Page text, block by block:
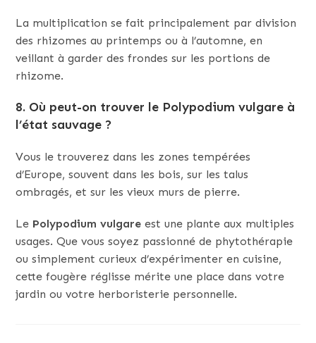
La multiplication se fait principalement par division
des rhizomes au printemps ou à l’automne, en
veillant à garder des frondes sur les portions de
rhizome.
8. Où peut-on trouver le Polypodium vulgare à
l’état sauvage ?
Vous le trouverez dans les zones tempérées
d’Europe, souvent dans les bois, sur les talus
ombragés, et sur les vieux murs de pierre.
Le Polypodium vulgare est une plante aux multiples
usages. Que vous soyez passionné de phytothérapie
ou simplement curieux d’expérimenter en cuisine,
cette fougère réglisse mérite une place dans votre
jardin ou votre herboristerie personnelle.